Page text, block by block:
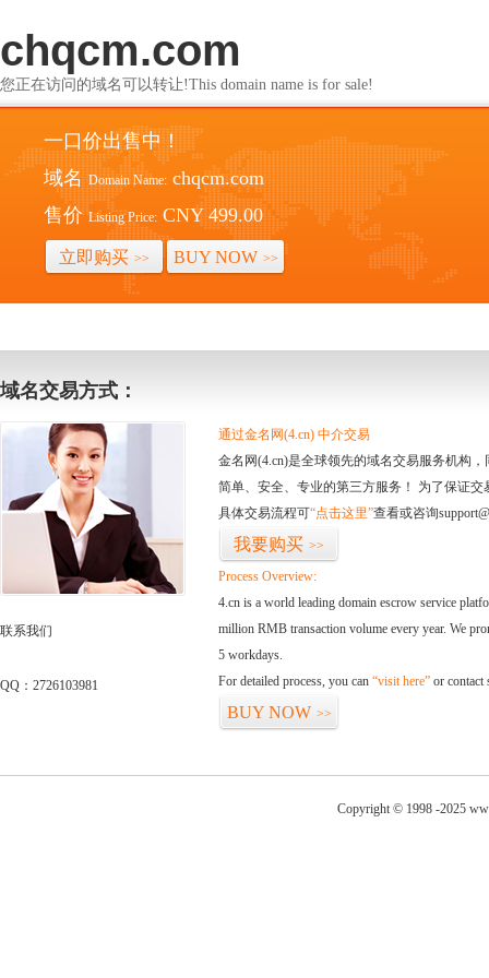
chqcm.com
您正在访问的域名可以转让!This domain name is for sale!
一口价出售中！
域名 Domain Name: chqcm.com
售价 Listing Price: CNY 499.00
立即购买 >> BUY NOW >>
域名交易方式：
联系我们
QQ：2726103981
通过金名网(4.cn) 中介交易
金名网(4.cn)是全球领先的域名交易服务机构
简单、安全、专业的第三方服务！ 为了保证
具体交易流程可“点击这里”查看或咨询
我要购买 >>
Process Overview:
4.cn is a world leading domain escrow service
million RMB transaction volume every year. We
5 workdays.
For detailed process, you can “visit here” or contact
BUY NOW >>
Copyright © 1998 -2025